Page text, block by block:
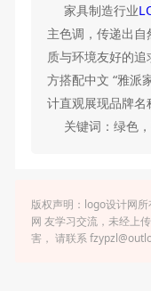
家具制造行业
主色调，传递出
质与环境友好的追
方搭配中文 “雅派
计直观展现品牌名
关键词：绿色
版权声明：logo设计网
网 友学习交流，未经上
害， 请联系